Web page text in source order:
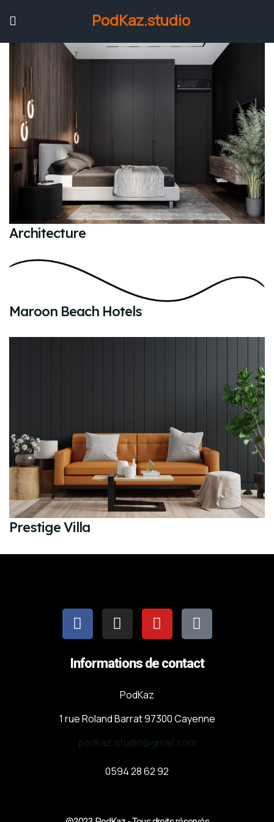
PodKaz.studio
Architecture
Maroon Beach Hotels
Prestige Villa
Informations de contact
PodKaz
1 rue Roland Barrat 97300 Cayenne
podkaz.studio@gmail.com
0594 28 62 92